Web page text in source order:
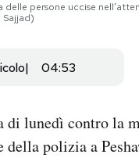
delle persone uccise
04:53
di lunedì contro la
della polizia a